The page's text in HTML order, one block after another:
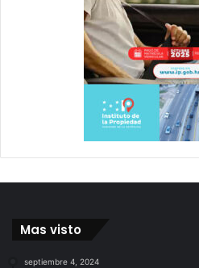
Mas visto
septiembre 4, 2024